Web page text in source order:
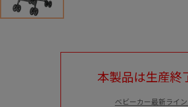
本製品は生産終
ベビーカー最新ライ